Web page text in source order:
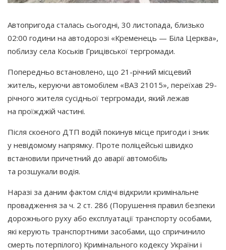
Автопригода сталась сьогодні, 30 листопада, близько
02:00 години на автодорозі «Кременець — Біла Церква»,
поблизу села Коськів Грицівської тергромади.
Попередньо встановлено, що 21-річний місцевий
житель, керуючи автомобілем «ВАЗ 21015», переїхав 29-
річного жителя сусідньої тергромади, який лежав
на проїжджій частині.
Після скоєного ДТП водій покинув місце пригоди і зник
у невідомому напрямку. Проте поліцейські швидко
встановили причетний до аварії автомобіль
та розшукали водія.
Наразі за даним фактом слідчі відкрили кримінальне
провадження за ч. 2 ст. 286 (Порушення правил безпеки
дорожнього руху або експлуатації транспорту особами,
які керують транспортними засобами, що спричинило
смерть потерпілого) Кримінального кодексу України і